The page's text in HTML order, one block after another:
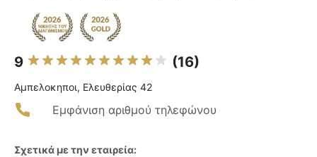
9 (16)
Αμπελοκηποι, Ελευθερίας 42
Εμφάνιση αριθμού τηλεφώνου
Σχετικά με την εταιρεία: